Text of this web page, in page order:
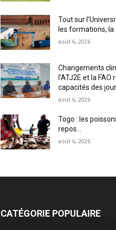
Tout sur
les formations, la
août 6, 2026
Changements
l’ATJ2E et la
capacités des
août 6, 2026
Togo : les
repos…
août 6, 2026
CATÉGORIE POPULAIRE